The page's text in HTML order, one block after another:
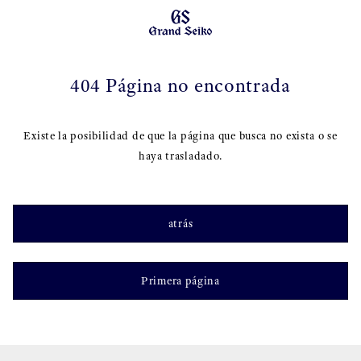
404 Página no encontrada
Existe la posibilidad de que la página que busca no exista o se
haya trasladado.
atrás
Primera página